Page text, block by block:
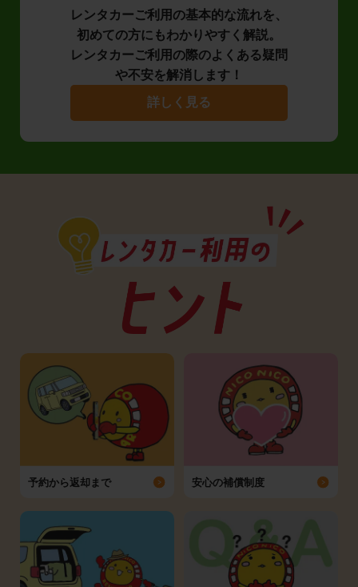
レンタカーご利用の基本的な流れを、
初めての方にもわかりやすく解説。
レンタカーご利用の際のよくある疑問
や不安を解消します！
詳しく見る
予約から返却まで 安心の補償制度